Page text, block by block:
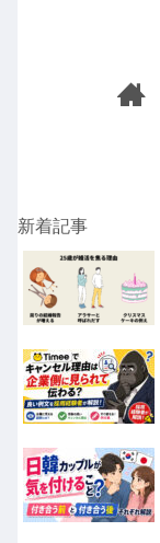
新着記事